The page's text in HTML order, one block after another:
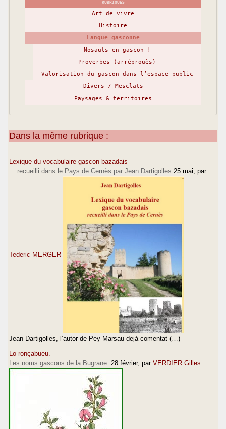
RUBRIQUES
Art de vivre
Histoire
Langue gasconne
Nosauts en gascon !
Proverbes (arréprouès)
Valorisation du gascon dans l’espace public
Divers / Mesclats
Paysages & territoires
Dans la même rubrique :
Lexique du vocabulaire gascon bazadais
... recueilli dans le Pays de Cernès par Jean Dartigolles 25 mai , par
Tederic MERGER
Jean Dartigolles, l’autor de Pey Marsau dejà comentat (…)
Lo ronçabueu.
Les noms gascons de la Bugrane. 28 février, par VERDIER Gilles